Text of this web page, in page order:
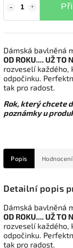
Dámská bavlněná
OD ROKU.... UŽ TO
rozveselí každého,
odpočinku.
tak pro radost.
Rok, který chcete
poznámky u
Popis Hodnocení
Detailní popis
Dámská bavlněná
OD ROKU.... UŽ TO
rozveselí každého,
odpočinku.
tak pro radost.